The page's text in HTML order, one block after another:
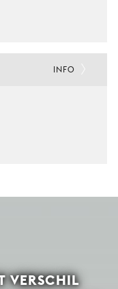
INFO
VERSCHIL